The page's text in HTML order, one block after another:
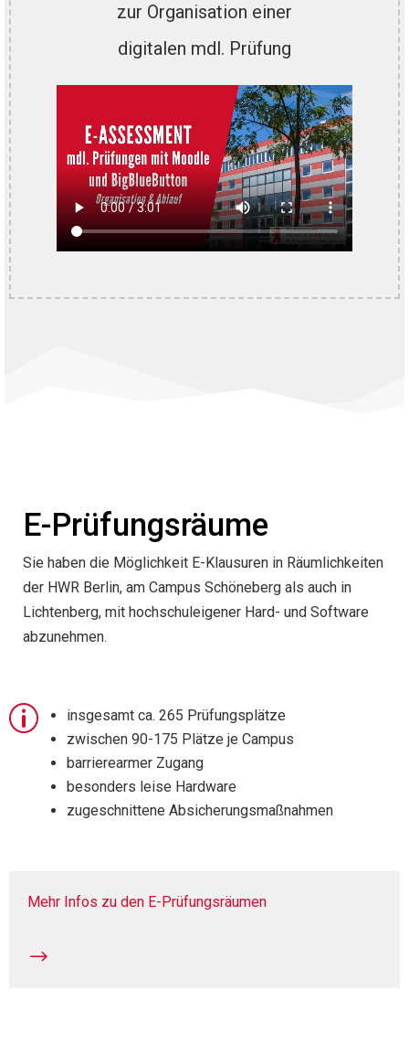
zur Organisation einer
digitalen mdl. Prüfung
E-Prüfungsräume
Sie haben die Möglichkeit E-Klausuren in Räumlichkeiten
der HWR Berlin, am Campus Schöneberg als auch in
Lichtenberg, mit hochschuleigener Hard- und Software
abzunehmen.
p
insgesamt ca. 265 Prüfungsplätze
zwischen 90-175 Plätze je Campus
barrierearmer Zugang
besonders leise Hardware
zugeschnittene Absicherungsmaßnahmen
Mehr Infos zu den E-Prüfungsräumen
$